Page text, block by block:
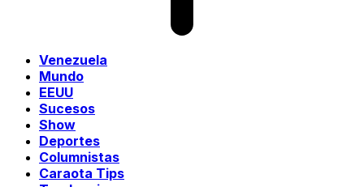
Venezuela
Mundo
EEUU
Sucesos
Show
Deportes
Columnistas
Caraota Tips